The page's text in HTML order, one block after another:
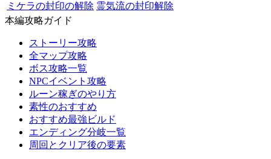
ミケラの封印の解除 霊気流の封印解除
本編攻略ガイド
ストーリー攻略
全マップ攻略
ボス攻略一覧
NPCイベント攻略
ルーン稼ぎのやり方
素性のおすすめ
おすすめ最強ビルド
エンディング分岐一覧
周回とクリア後の要素